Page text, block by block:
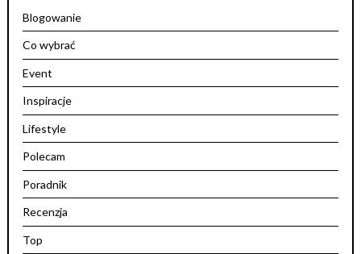
Blogowanie
Co wybrać
Event
Inspiracje
Lifestyle
Polecam
Poradnik
Recenzja
Top